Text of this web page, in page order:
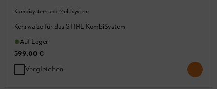
Kombisystem und Multisystem
Kehrwalze für das STIHL KombiSystem
Auf Lager
599,00 €
Vergleichen